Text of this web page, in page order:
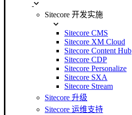
Sitecore 开发实施
Sitecore CMS
Sitecore XM Cloud
Sitecore Content Hub
Sitecore CDP
Sitecore Personalize
Sitecore SXA
Sitecore Stream
Sitecore 升级
Sitecore 运维支持